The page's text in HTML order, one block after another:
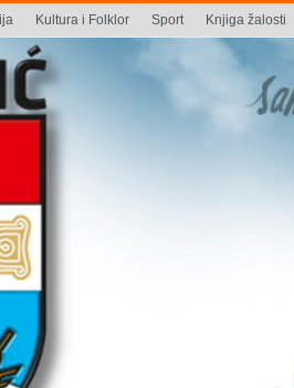
Kultura i Folklor Sport Knjiga žalosti